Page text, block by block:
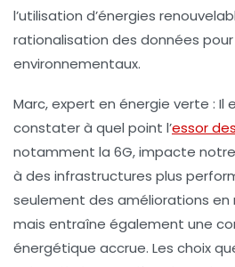
l’utilisation d’énergies
rationalisation des données
environnementaux.
Marc, expert en énergie verte : Il
constater à quel point l’essor
notamment la 6G, impacte
à des infrastructures plus
seulement des améliorations
mais entraîne également une
énergétique accrue. Les choix